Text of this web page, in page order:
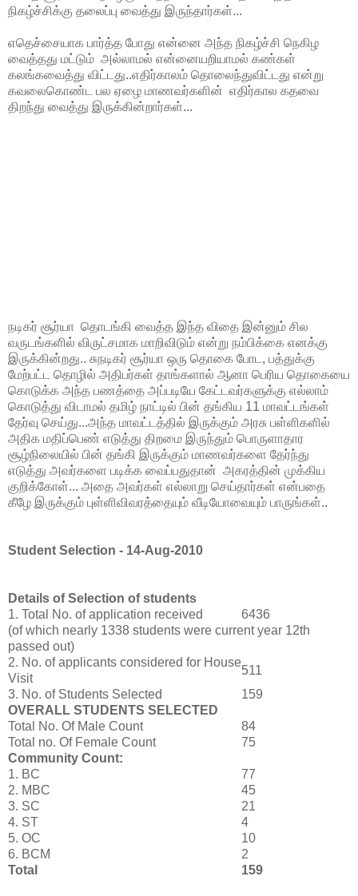
நிகழ்ச்சிக்கு தலைப்பு வைத்து இருந்தார்கள்...
எதெச்சையாக பார்த்த போது என்னை அந்த நிகழ்ச்சி நெகிழ
வைத்தது மட்டும் அல்லாமல் என்னையறியாமல் கண்கள்
கலங்கவைத்து விட்டது..எதிர்காலம் தொலைந்துவிட்டது என்று
கவலைகொண்ட பல ஏழை மாணவர்களின் எதிர்கால கதவை
திறந்து வைத்து இருக்கின்றார்கள்...
நடிகர் சூர்யா தொடங்கி வைத்த இந்த விதை இன்னும் சில
வருடங்களில் விருட்சமாக மாறிவிடும் என்று நம்பிக்கை எனக்கு
இருக்கின்றது.. சுநடிகர் சூர்யா ஒரு தொகை போட, பத்துக்கு
மேற்பட்ட தொழில் அதிபர்கள் தாங்களால் ஆனா பெரிய தொகையை
கொடுக்க அந்த பணத்தை அப்படியே கேட்டவர்களுக்கு எல்லாம்
கொடுத்து விடாமல் தமிழ் நாட்டில் பின் தங்கிய 11 மாவட்டங்கள்
தேர்வு செய்து...அந்த மாவட்டத்தில் இருக்கும் அரசு பள்ளிகளில்
அதிக மதிப்பெண் எடுத்து திறமை இருந்தும் பொருளாதார
சூழ்நிலையில் பின் தங்கி இருக்கும் மாணவர்களை தேர்ந்து
எடுத்து அவர்களை படிக்க வைப்பதுதான் அகரத்தின் முக்கிய
குறிக்கோள்... அதை அவர்கள் எல்லாறு செய்தார்கள் என்பதை
கீழே இருக்கும் புள்ளிவிவரத்தையும் வீடியோவையும் பாருங்கள்..
Student Selection - 14-Aug-2010
Details of Selection of students
1. Total No. of application received
6436
(of which nearly 1338 students were current year 12th
passed out)
2. No. of applicants considered for House
Visit
511
3. No. of Students Selected
159
OVERALL STUDENTS SELECTED
Total No. Of Male Count
84
Total no. Of Female Count
75
Community Count:
1. BC
77
2. MBC
45
3. SC
21
4. ST
4
5. OC
10
6. BCM
2
Total
159